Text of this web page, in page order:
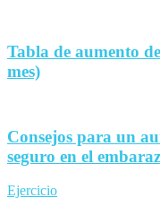
Tabla de aumento
mes)
Consejos para un
seguro en el
Ejercicio